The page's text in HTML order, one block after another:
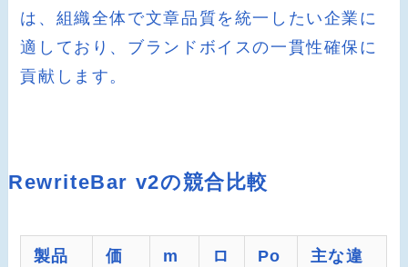
は、組織全体で文章品質を統一したい企業に
適しており、ブランドボイスの一貫性確保に
貢献します。
RewriteBar v2の競合比較
製品
価
m
ロ
Po
主な違